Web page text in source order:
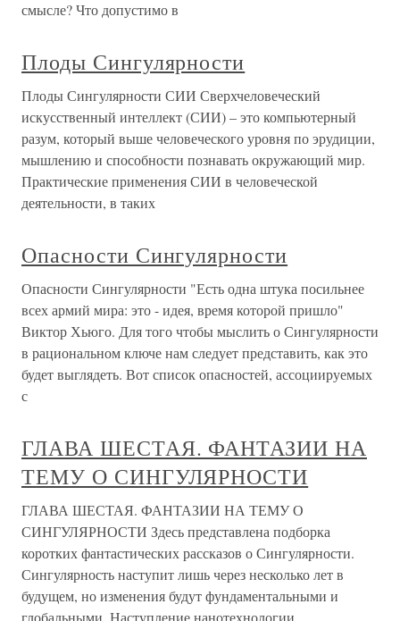
смысле? Что допустимо в
Плоды Сингулярности
Плоды Сингулярности СИИ Сверхчеловеческий
искусственный интеллект (СИИ) – это компьютерный
разум, который выше человеческого уровня по эрудиции,
мышлению и способности познавать окружающий мир.
Практические применения СИИ в человеческой
деятельности, в таких
Опасности Сингулярности
Опасности Сингулярности "Есть одна штука посильнее
всех армий мира: это - идея, время которой пришло"
Виктор Хьюго. Для того чтобы мыслить о Сингулярности
в рациональном ключе нам следует представить, как это
будет выглядеть. Вот список опасностей, ассоциируемых
с
ГЛАВА ШЕСТАЯ. ФАНТАЗИИ НА
ТЕМУ О СИНГУЛЯРНОСТИ
ГЛАВА ШЕСТАЯ. ФАНТАЗИИ НА ТЕМУ О
СИНГУЛЯРНОСТИ Здесь представлена подборка
коротких фантастических рассказов о Сингулярности.
Сингулярность наступит лишь через несколько лет в
будущем, но изменения будут фундаментальными и
глобальными. Наступление нанотехнологии